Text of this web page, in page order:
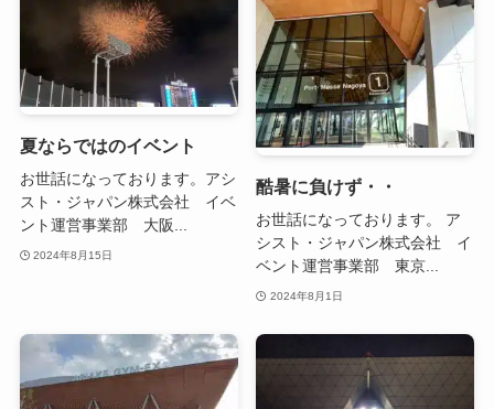
夏ならではのイベント
お世話になっております。アシ
スト・ジャパン株式会社 イベ
ント運営事業部 大阪...
2024年8月15日
酷暑に負けず・・
お世話になっております。 ア
シスト・ジャパン株式会社 イ
ベント運営事業部 東京...
2024年8月1日